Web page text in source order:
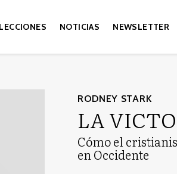
NOTICIAS NEWSLETTER
RODNEY STARK
LA
Cómo el
en Occidente